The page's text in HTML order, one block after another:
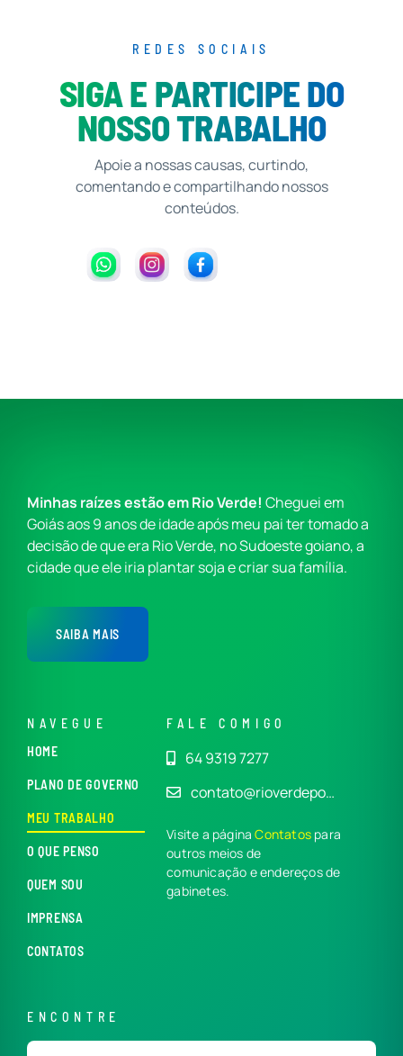
REDES SOCIAIS
SIGA E PARTICIPE DO
NOSSO TRABALHO
Apoie a nossas causas, curtindo,
comentando e compartilhando nossos
conteúdos.
Minhas raízes estão em Rio Verde! Cheguei em
Goiás aos 9 anos de idade após meu pai ter tomado a
decisão de que era Rio Verde, no Sudoeste goiano, a
cidade que ele iria plantar soja e criar sua família.
SAIBA MAIS
NAVEGUE
HOME
PLANO DE GOVERNO
MEU TRABALHO
O QUE PENSO
QUEM SOU
IMPRENSA
CONTATOS
FALE COMIGO
64 9319 7277
contato@rioverdepo…
Visite a páginaContatos para
outros meios de
comunicação e endereços de
gabinetes.
ENCONTRE
Buscar